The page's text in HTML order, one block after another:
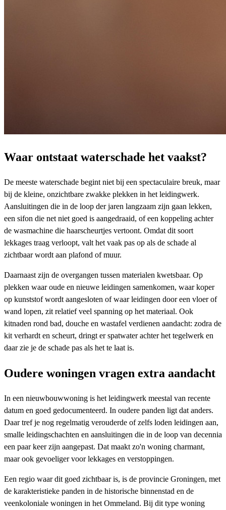
Waar ontstaat waterschade het vaakst?
De meeste waterschade begint niet bij een spectaculaire breuk, maar
bij de kleine, onzichtbare zwakke plekken in het leidingwerk.
Aansluitingen die in de loop der jaren langzaam zijn gaan lekken,
een sifon die net niet goed is aangedraaid, of een koppeling achter
de wasmachine die haarscheurtjes vertoont. Omdat dit soort
lekkages traag verloopt, valt het vaak pas op als de schade al
zichtbaar wordt aan plafond of muur.
Daarnaast zijn de overgangen tussen materialen kwetsbaar. Op
plekken waar oude en nieuwe leidingen samenkomen, waar koper
op kunststof wordt aangesloten of waar leidingen door een vloer of
wand lopen, zit relatief veel spanning op het materiaal. Ook
kitnaden rond bad, douche en wastafel verdienen aandacht: zodra de
kit verhardt en scheurt, dringt er spatwater achter het tegelwerk en
daar zie je de schade pas als het te laat is.
Oudere woningen vragen extra aandacht
In een nieuwbouwwoning is het leidingwerk meestal van recente
datum en goed gedocumenteerd. In oudere panden ligt dat anders.
Daar tref je nog regelmatig verouderde of zelfs loden leidingen aan,
smalle leidingschachten en aansluitingen die in de loop van decennia
een paar keer zijn aangepast. Dat maakt zo'n woning charmant,
maar ook gevoeliger voor lekkages en verstoppingen.
Een regio waar dit goed zichtbaar is, is de provincie Groningen, met
de karakteristieke panden in de historische binnenstad en de
veenkoloniale woningen in het Ommeland. Bij dit type woning